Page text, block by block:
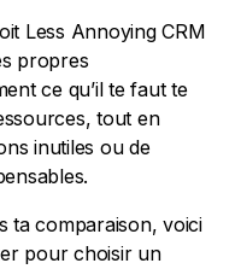
Less Annoying CRM
propres
ce qu’il te faut te
tout en
inutiles ou de
ta comparaison, voici
pour choisir un